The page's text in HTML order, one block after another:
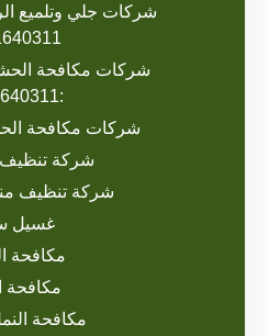
شركات جلي وتلميع
شركات مكافحة
:0501640311
شركات مكافحة
شركة تنظيف 24 ساعة
شركة تنظيف
غسيل
مكافحة
مكافحة
مكافحة